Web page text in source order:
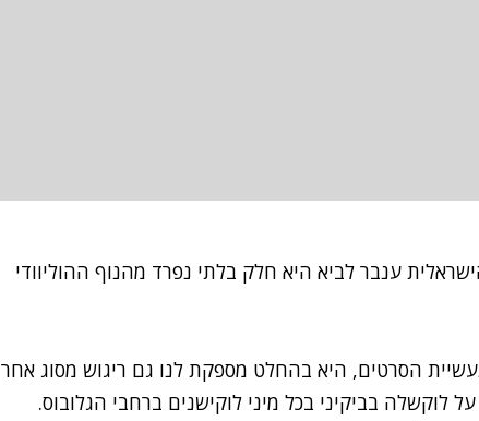
ענבר לביא היא חלק בלתי נפרד מהנוף ההוליוודי
הסרטים, היא בהחלט מספקת לנו גם ריגוש מסוג אחר
לוקשלה בביקיני בכל מיני לוקישנים ברחבי הגלובוס.